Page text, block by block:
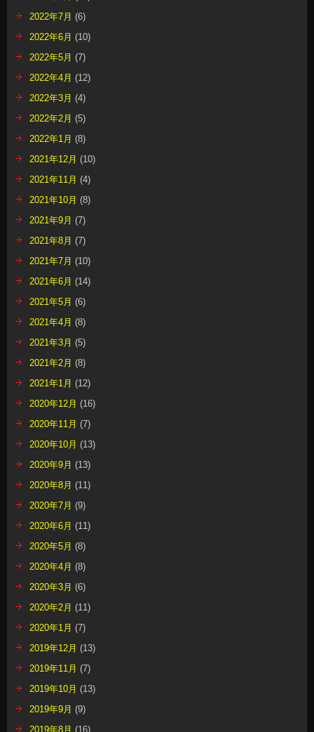
2022年7月 (6)
2022年6月 (10)
2022年5月 (7)
2022年4月 (12)
2022年3月 (4)
2022年2月 (5)
2022年1月 (8)
2021年12月 (10)
2021年11月 (4)
2021年10月 (8)
2021年9月 (7)
2021年8月 (7)
2021年7月 (10)
2021年6月 (14)
2021年5月 (6)
2021年4月 (8)
2021年3月 (5)
2021年2月 (8)
2021年1月 (12)
2020年12月 (16)
2020年11月 (7)
2020年10月 (13)
2020年9月 (13)
2020年8月 (11)
2020年7月 (9)
2020年6月 (11)
2020年5月 (8)
2020年4月 (8)
2020年3月 (6)
2020年2月 (11)
2020年1月 (7)
2019年12月 (13)
2019年11月 (7)
2019年10月 (13)
2019年9月 (9)
2019年8月 (16)